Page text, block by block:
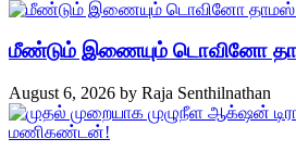
மீண்டும் இணையும் டொவினோ
August 6, 2026 by Raja Senthilnathan